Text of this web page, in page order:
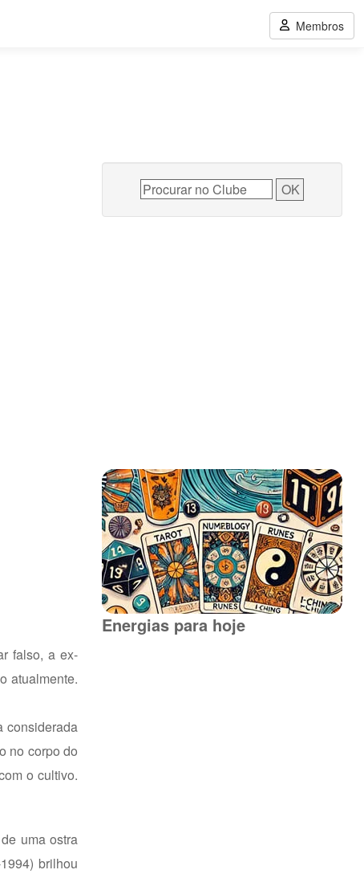
falso, a ex-
atualmente.
considerada
no corpo do
o cultivo.
uma ostra
brilhou
Energias para hoje
Membros